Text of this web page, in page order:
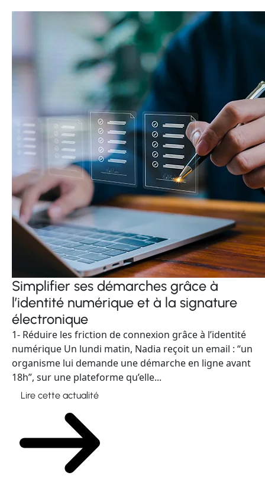
Simplifier ses démarches grâce à
l’identité numérique et à la signature
électronique
1- Réduire les friction de connexion grâce à l’identité
numérique Un lundi matin, Nadia reçoit un email : “un
organisme lui demande une démarche en ligne avant
18h”, sur une plateforme qu’elle...
Lire cette actualité